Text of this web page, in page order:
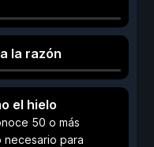
la razón
el hielo
50 o más
necesario para